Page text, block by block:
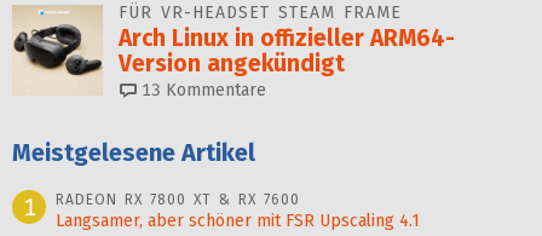
FÜR VR-HEADSET STEAM FRAME
Arch Linux in offizieller ARM64-
Version angekündigt
13 Kommentare
Meistgelesene Artikel
1
RADEON RX 7800 XT & RX 7600
Langsamer, aber schöner mit FSR Upscaling 4.1